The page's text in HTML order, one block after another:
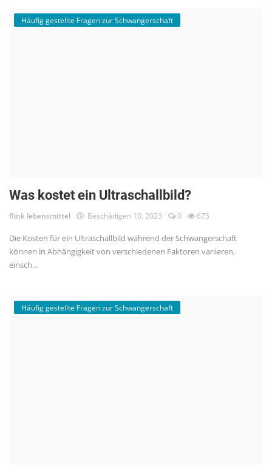
Häufig gestellte Fragen zur Schwangerschaft
Was kostet ein Ultraschallbild?
flink lebensmittel Beschädigen 10, 2023 0 675
Die Kosten für ein Ultraschallbild während der Schwangerschaft
können in Abhängigkeit von verschiedenen Faktoren variieren,
einsch...
Häufig gestellte Fragen zur Schwangerschaft